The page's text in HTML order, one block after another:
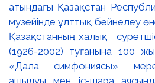
атындағы Қазақстан
музейінде ұлттық бейнелеу
Қазақстанның халық
(1926-2002) туғанына 100
«Дала симфониясы»
ашылуы мен іс-шара